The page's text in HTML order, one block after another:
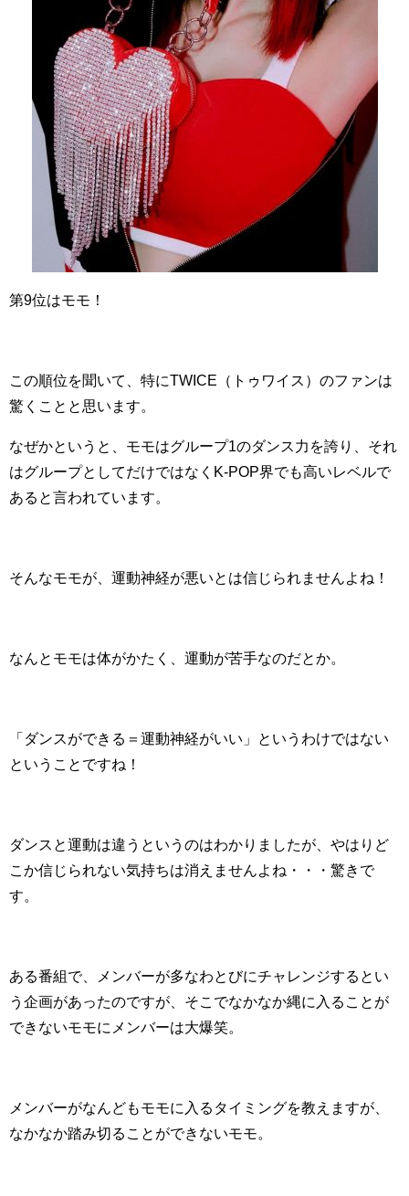
第9位はモモ！
この順位を聞いて、特にTWICE（トゥワイス）のファンは
驚くことと思います。
なぜかというと、モモはグループ1のダンス力を誇り、それ
はグループとしてだけではなくK-POP界でも高いレベルで
あると言われています。
そんなモモが、運動神経が悪いとは信じられませんよね！
なんとモモは体がかたく、運動が苦手なのだとか。
「ダンスができる＝運動神経がいい」というわけではない
ということですね！
ダンスと運動は違うというのはわかりましたが、やはりど
こか信じられない気持ちは消えませんよね・・・驚きで
す。
ある番組で、メンバーが多なわとびにチャレンジするとい
う企画があったのですが、そこでなかなか縄に入ることが
できないモモにメンバーは大爆笑。
メンバーがなんどもモモに入るタイミングを教えますが、
なかなか踏み切ることができないモモ。